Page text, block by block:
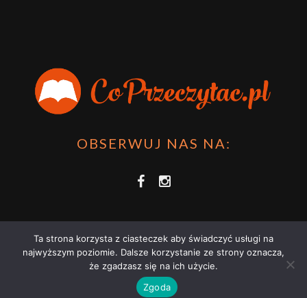
OBSERWUJ NAS NA:
COPRZECZYTAĆ.PL 2021 | STRONA WYKORZYSTUJE PLIKI COOKIES |
POLITYKĄ PRYWATNOŚCI
Ta strona korzysta z ciasteczek aby świadczyć usługi na
najwyższym poziomie. Dalsze korzystanie ze strony oznacza,
że zgadzasz się na ich użycie.
Zgoda